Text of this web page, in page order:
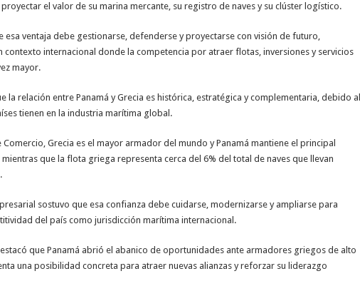
el valor de su marina mercante, su registro de naves y su clúster logístico.
esa ventaja debe gestionarse, defenderse y proyectarse con visión de futuro,
contexto internacional donde la competencia por atraer flotas, inversiones y servicios
mayor.
la relación entre Panamá y Grecia es histórica, estratégica y complementaria, debido al
tienen en la industria marítima global.
Comercio, Grecia es el mayor armador del mundo y Panamá mantiene el principal
que la flota griega representa cerca del 6% del total de naves que llevan
sostuvo que esa confianza debe cuidarse, modernizarse y ampliarse para
del país como jurisdicción marítima internacional.
que Panamá abrió el abanico de oportunidades ante armadores griegos de alto
una posibilidad concreta para atraer nuevas alianzas y reforzar su liderazgo